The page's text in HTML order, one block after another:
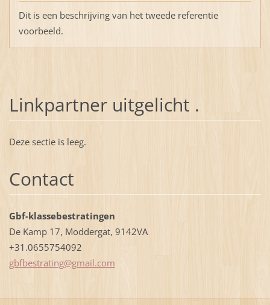
Dit is een beschrijving van het tweede referentie
voorbeeld.
Linkpartner uitgelicht .
Deze sectie is leeg.
Contact
Gbf-klassebestratingen
De Kamp 17, Moddergat, 9142VA
+31.0655754092
gbfbestrating@gmail.com